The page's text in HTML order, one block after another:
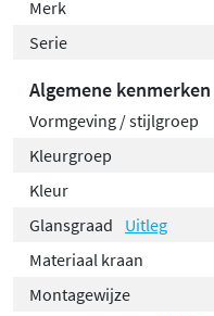
Merk
Serie
Algemene kenmerken
Vormgeving / stijlgroep
Kleurgroep
Kleur
Glansgraad
Uitleg
Materiaal kraan
Montagewijze